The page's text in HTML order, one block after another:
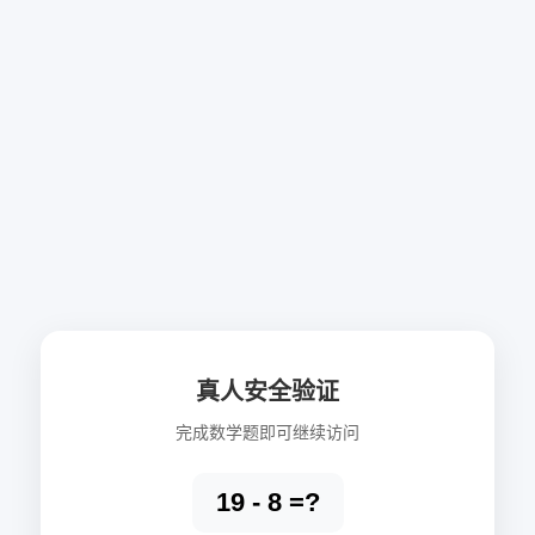
真人安全验证
完成数学题即可继续访问
19 - 8 =?